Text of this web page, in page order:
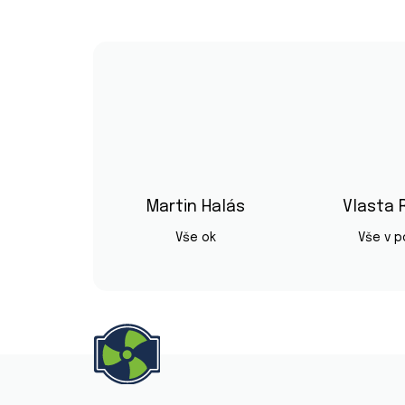
Martin Halás
Vše ok
Vlasta
Vše v